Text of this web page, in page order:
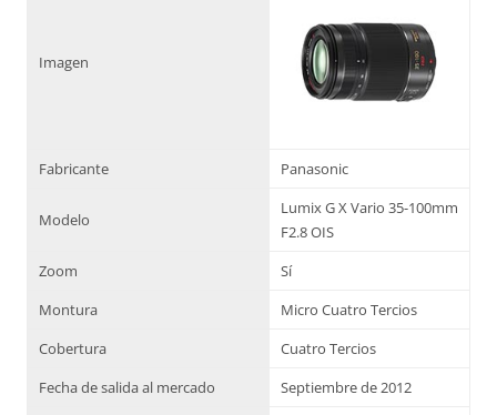
Imagen
Fabricante Panasonic
Modelo
Lumix G X Vario 35-100mm
F2.8 OIS
Zoom
Sí
Montura
Micro Cuatro Tercios
Cobertura
Cuatro Tercios
Fecha de salida al mercado
Septiembre de 2012